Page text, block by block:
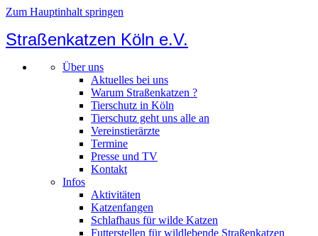
Zum Hauptinhalt springen
Straßenkatzen Köln e.V.
Über uns
Aktuelles bei uns
Warum Straßenkatzen ?
Tierschutz in Köln
Tierschutz geht uns alle an
Vereinstierärzte
Termine
Presse und TV
Kontakt
Infos
Aktivitäten
Katzenfangen
Schlafhaus für wilde Katzen
Futterstellen für wildlebende Straßenkatzen